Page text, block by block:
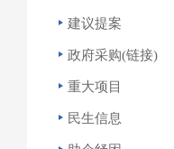
建议提案
政府采购(链接)
重大项目
民生信息